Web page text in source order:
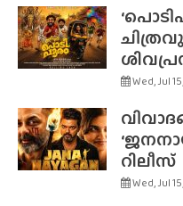
Wed, Jul
റിലീസ്
Wed, Jul